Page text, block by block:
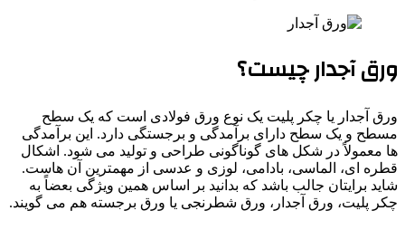
ورق آجدار چیست؟
ورق آجدار یا چکر پلیت یک نوع ورق فولادی است که یک سطح
مسطح و یک سطح دارای برآمدگی و برجستگی دارد. این برآمدگی
ها معمولاً در شکل های گوناگونی طراحی و تولید می شود. اشکال
قطره ای، الماسی، بادامی، لوزی و عدسی از مهمترین آن هاست.
شاید برایتان جالب باشد که بدانید بر اساس همین ویژگی بعضاً به
چکر پلیت، ورق آجدار، ورق شطرنجی یا ورق برجسته هم می گویند.